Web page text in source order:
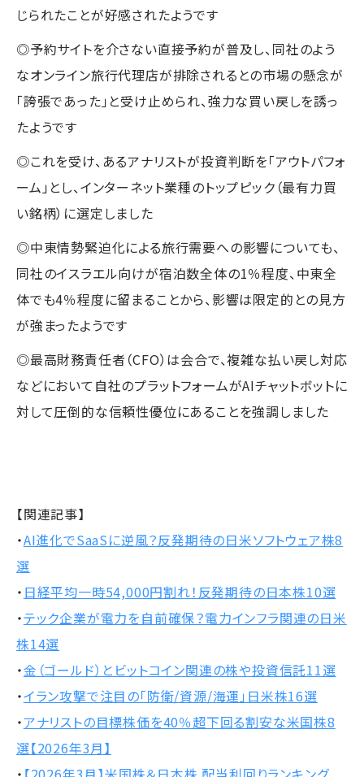
じられたことが好感されたようです
◎予約サイトを介さない直接予約が普及し、同社のよう
なオンライン旅行代理店が排除されるとの市場の懸念が
「誇張であった」と受け止められ、強力な買い戻しを誘っ
たようです
◎これを受け、あるアナリストが投資判断を「アウトパフォ
ーム」とし、インターネット業種のトップピック（最有力買
い銘柄）に選定しました
◎中東情勢緊迫化による旅行需要への影響についても、
同社のイスラエル向けが宿泊数全体の1％程度、中東全
体でも4％程度に留まることから、影響は限定的との見方
が強まったようです
◎最高財務責任者（CFO）は会合で、複雑な払い戻し対応
などにおいて自社のプラットフォームがAIチャットボットに
対して圧倒的な信頼性優位にあることを強調しました
【関連記事】
・AI進化でSaaSに逆風？反発期待の日米ソフトウェア株8
選
・ 日経平均一時54,000円割れ！反発期待の日本株10選
・テック企業が電力を自前確保？電力インフラ関連の日米
株14選
・金（ゴールド）とビットコイン関連の株や投資信託11選
・イラン攻撃で注目の「防衛/資源/海運」日米株16選
・アナリストの目標株価を40％超下回る割安な米国株8
選【2026年3月】